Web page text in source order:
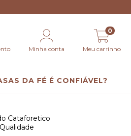
Minha conta Meu carrinho
0
DA FÉ É CONFIÁVEL?
Cataforetico